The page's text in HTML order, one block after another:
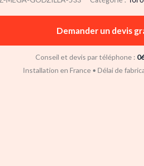
Demander un devis
Conseil et devis par téléphone :
Installation en France • Délai de